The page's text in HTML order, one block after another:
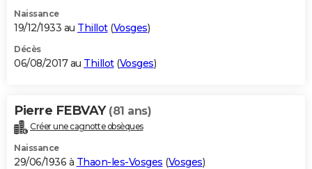
Naissance
19/12/1933 au Thillot(Vosges)
Décès
06/08/2017 au Thillot(Vosges)
Pierre FEBVAY (81 ans)
Créer une cagnotte obsèques
Naissance
29/06/1936 à Thaon-les-Vosges (Vosges)